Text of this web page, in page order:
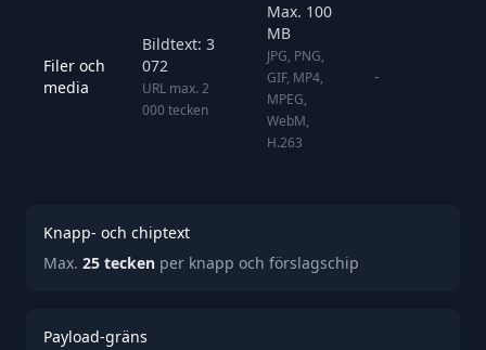
Filer och
media
Bildtext: 3
072
URL max. 2
000 tecken
Max. 100
MB
JPG, PNG,
GIF, MP4,
MPEG,
WebM,
H.263
-
Knapp- och chiptext
Max. 25 tecken per knapp och förslagschip
Payload-gräns